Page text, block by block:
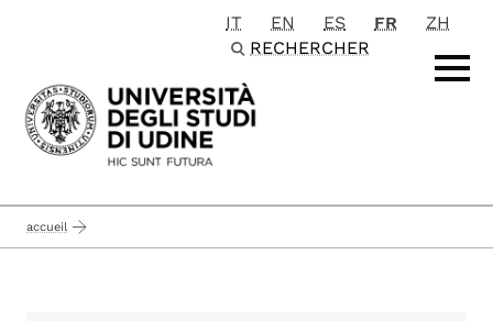
Passa al contenuto principale
IT EN ES FR
ZH
RECHERCHER
accueil